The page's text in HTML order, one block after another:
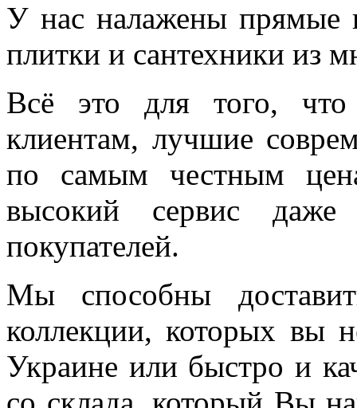
У нас налажены прямые
плитки и сантехники из
Всё это для того,
клиентам, лучшие
по самым честным
высокий сервис даже
покупателей.
Мы способны
коллекции, которых вы
Украине или быстро и